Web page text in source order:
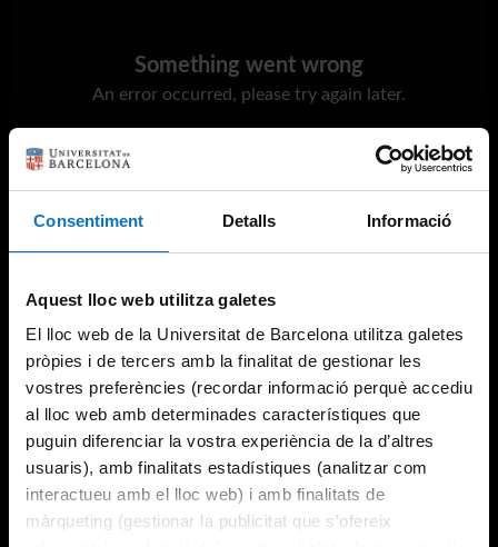
Consentiment Detalls Informació
Aquest lloc web utilitza galetes
El lloc web de la Universitat de Barcelona utilitza galetes
pròpies i de tercers amb la finalitat de gestionar les
vostres preferències (recordar informació perquè accediu
al lloc web amb determinades característiques que
puguin diferenciar la vostra experiència de la d’altres
usuaris), amb finalitats estadístiques (analitzar com
interactueu amb el lloc web) i amb finalitats de
màrqueting (gestionar la publicitat que s’ofereix
Something went wrong
An error occurred, please try again later.
Try again